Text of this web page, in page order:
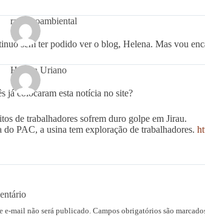
racismoambiental
sem ter podido ver o blog, Helena. Mas vou
Helena Uriano
já colocaram esta notícia no site?
de trabalhadores sofrem duro golpe em Jirau.
do PAC, a usina tem exploração de trabalhadores.
e-mail não será publicado. Campos obrigatórios são